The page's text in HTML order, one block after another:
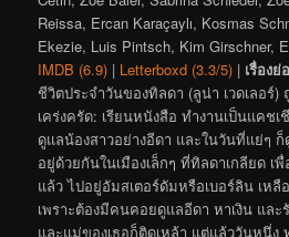
Reissa, Ercan Karaçaylı, Kosmas
Ekezie, Luis Pintsch, Kim Girschner,
IMDB (6.9) | Letterboxd (3.3/5) | เรื่องย่อ
ชีวิตประจำวันของทิลดา (ลูน่า เวดเลอร์)
เคร่งครัด: เรียนหนังสือ ทำงานเป็นแคชเ
ดูแลน้องสาวอย่างอีดา และในวันที่แย่ๆ
อยู่ด้วยกันในเมืองเล็กๆ ที่ทิลดาเกลียด เ
แล้ว ไปอยู่อัมสเตอร์ดัมหรือเบอร์ลิน เหลื
เพราะต้องมีคนคอยดูแลอีดา หาเงิน แล
และแม่ของเธอก็ติดเหล้า แต่แล้ววันหนึ่ง